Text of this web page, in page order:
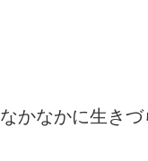
かなかに生きづ